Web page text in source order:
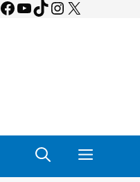
Facebook
YouTube
TikTok
Instagram
X